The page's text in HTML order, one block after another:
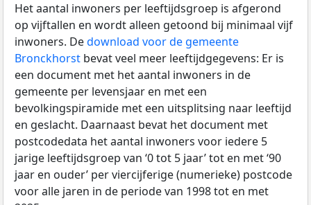
Het aantal inwoners per leeftijdsgroep is afgerond
op vijftallen en wordt alleen getoond bij minimaal vijf
inwoners. Dedownload voor de gemeente
Bronckhorst bevat veel meer leeftijdgegevens: Er is
een document met het aantal inwoners in de
gemeente per levensjaar en met een
bevolkingspiramide met een uitsplitsing naar leeftijd
en geslacht. Daarnaast bevat het document met
postcodedata het aantal inwoners voor iedere 5
jarige leeftijdsgroep van ‘0 tot 5 jaar’ tot en met ‘90
jaar en ouder’ per viercijferige (numerieke) postcode
voor alle jaren in de periode van 1998 tot en met